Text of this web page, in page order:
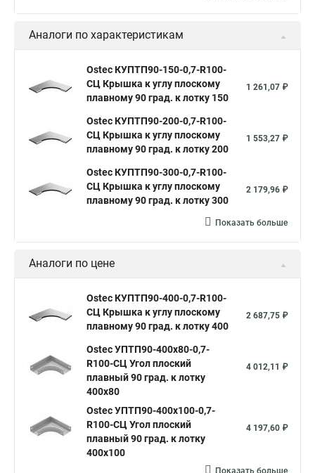
Аналоги по характеристикам
Ostec КУПТП90-150-0,7-R100-
СЦ Крышка к углу плоскому
плавному 90 град. к лотку 150
1 261,07 ₽
Ostec КУПТП90-200-0,7-R100-
СЦ Крышка к углу плоскому
плавному 90 град. к лотку 200
1 553,27 ₽
Ostec КУПТП90-300-0,7-R100-
СЦ Крышка к углу плоскому
плавному 90 град. к лотку 300
2 179,96 ₽
Показать больше
Аналоги по цене
Ostec КУПТП90-400-0,7-R100-
СЦ Крышка к углу плоскому
плавному 90 град. к лотку 400
2 687,75 ₽
Ostec УПТП90-400х80-0,7-
R100-СЦ Угол плоский
плавный 90 град. к лотку
400х80
4 012,11 ₽
Ostec УПТП90-400х100-0,7-
R100-СЦ Угол плоский
плавный 90 град. к лотку
400х100
4 197,60 ₽
Показать больше